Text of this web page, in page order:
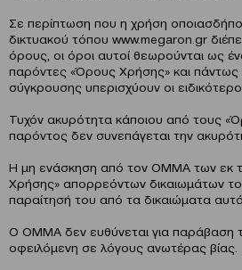
Σε περίπτωση που η χρήση
δικτυακού τόπου www.megaron.gr
όρους, οι όροι αυτοί θεωρούνται ως
παρόντες «Όρους Χρήσης» και πάντως
σύγκρουσης υπερισχύουν οι
Τυχόν ακυρότητα κάποιου από τους
παρόντος δεν συνεπάγεται την
Η μη ενάσκηση από τον OMMA των
Xρήσης» απορρεόντων δικαιωμάτων
παραίτησή του από τα δικαιώματα αυτά.
Ο OMMA δεν ευθύνεται για
οφειλόμενη σε λόγους ανωτέρας βίας.